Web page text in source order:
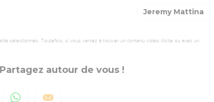
Jeremy Mattina
sélectionnés. Toutefois, si vous veniez à trouver un contenu vidéo illicite ou avec un
autour de vous !